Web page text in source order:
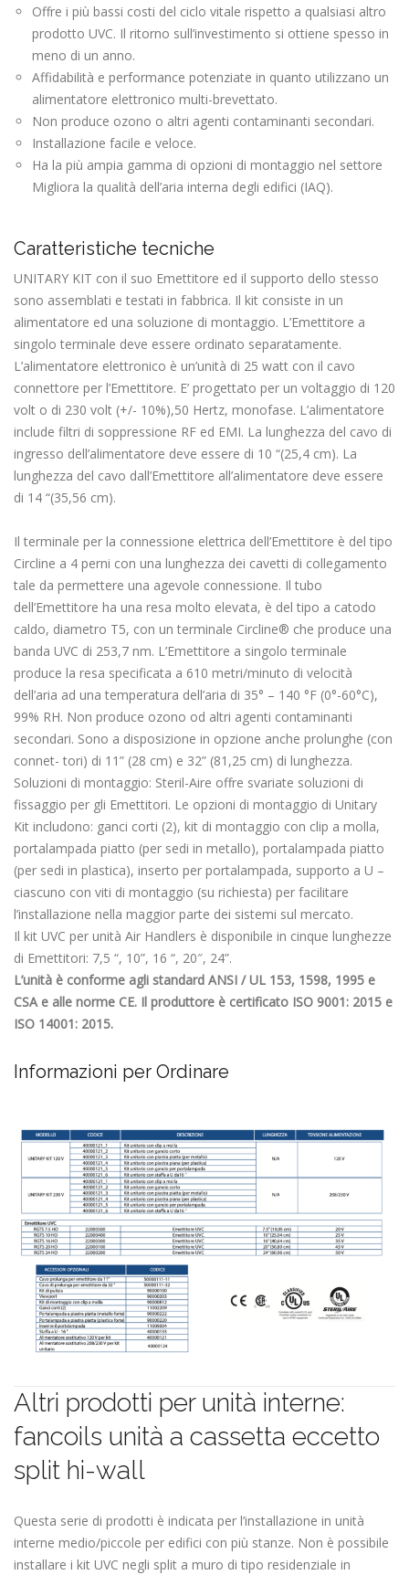
Offre i più bassi costi del ciclo vitale rispetto a qualsiasi altro
prodotto UVC. Il ritorno sull’investimento si ottiene spesso in
meno di un anno.
Affidabilità e performance potenziate in quanto utilizzano un
alimentatore elettronico multi-brevettato.
Non produce ozono o altri agenti contaminanti secondari.
Installazione facile e veloce.
Ha la più ampia gamma di opzioni di montaggio nel settore
Migliora la qualità dell’aria interna degli edifici (IAQ).
Caratteristiche tecniche
UNITARY KIT con il suo Emettitore ed il supporto dello stesso
sono assemblati e testati in fabbrica. Il kit consiste in un
alimentatore ed una soluzione di montaggio. L’Emettitore a
singolo terminale deve essere ordinato separatamente.
L’alimentatore elettronico è un’unità di 25 watt con il cavo
connettore per l’Emettitore. E’ progettato per un voltaggio di 120
volt o di 230 volt (+/- 10%),50 Hertz, monofase. L’alimentatore
include filtri di soppressione RF ed EMI. La lunghezza del cavo di
ingresso dell’alimentatore deve essere di 10 “(25,4 cm). La
lunghezza del cavo dall’Emettitore all’alimentatore deve essere
di 14 “(35,56 cm).
Il terminale per la connessione elettrica dell’Emettitore è del tipo
Circline a 4 perni con una lunghezza dei cavetti di collegamento
tale da permettere una agevole connessione. Il tubo
dell’Emettitore ha una resa molto elevata, è del tipo a catodo
caldo, diametro T5, con un terminale Circline® che produce una
banda UVC di 253,7 nm. L’Emettitore a singolo terminale
produce la resa specificata a 610 metri/minuto di velocità
dell’aria ad una temperatura dell’aria di 35° – 140 °F (0°-60°C),
99% RH. Non produce ozono od altri agenti contaminanti
secondari. Sono a disposizione in opzione anche prolunghe (con
connet- tori) di 11” (28 cm) e 32” (81,25 cm) di lunghezza.
Soluzioni di montaggio: Steril-Aire offre svariate soluzioni di
fissaggio per gli Emettitori. Le opzioni di montaggio di Unitary
Kit includono: ganci corti (2), kit di montaggio con clip a molla,
portalampada piatto (per sedi in metallo), portalampada piatto
(per sedi in plastica), inserto per portalampada, supporto a U –
ciascuno con viti di montaggio (su richiesta) per facilitare
l’installazione nella maggior parte dei sistemi sul mercato.
Il kit UVC per unità Air Handlers è disponibile in cinque lunghezze
di Emettitori: 7,5 “, 10”, 16 “, 20″, 24”.
L’unità è conforme agli standard ANSI / UL 153, 1598, 1995 e
CSA e alle norme CE. Il produttore è certificato ISO 9001: 2015 e
ISO 14001: 2015.
Informazioni per Ordinare
Altri prodotti per unità interne:
fancoils unità a cassetta eccetto
split hi-wall
Questa serie di prodotti è indicata per l’installazione in unità
interne medio/piccole per edifici con più stanze. Non è possibile
installare i kit UVC negli split a muro di tipo residenziale in